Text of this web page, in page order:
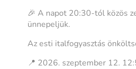
🎉 A napot 20:30-tól közös
ünnepeljük.
Az esti italfogyasztás
📍 2026. szeptember 12.